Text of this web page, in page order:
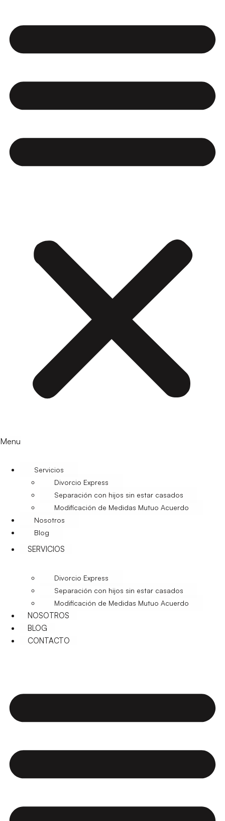
Menu
Servicios
Divorcio Express
Separación con hijos sin estar casados
Modificación de Medidas Mutuo Acuerdo
Nosotros
Blog
SERVICIOS
Divorcio Express
Separación con hijos sin estar casados
Modificación de Medidas Mutuo Acuerdo
NOSOTROS
BLOG
CONTACTO